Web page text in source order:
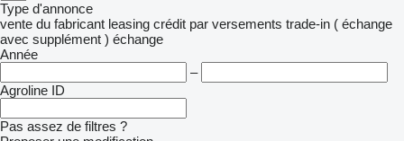
Type d'annonce
vente du fabricant leasing crédit par versements trade-in ( échange
avec supplément ) échange
Année
–
Agroline ID
Pas assez de filtres ?